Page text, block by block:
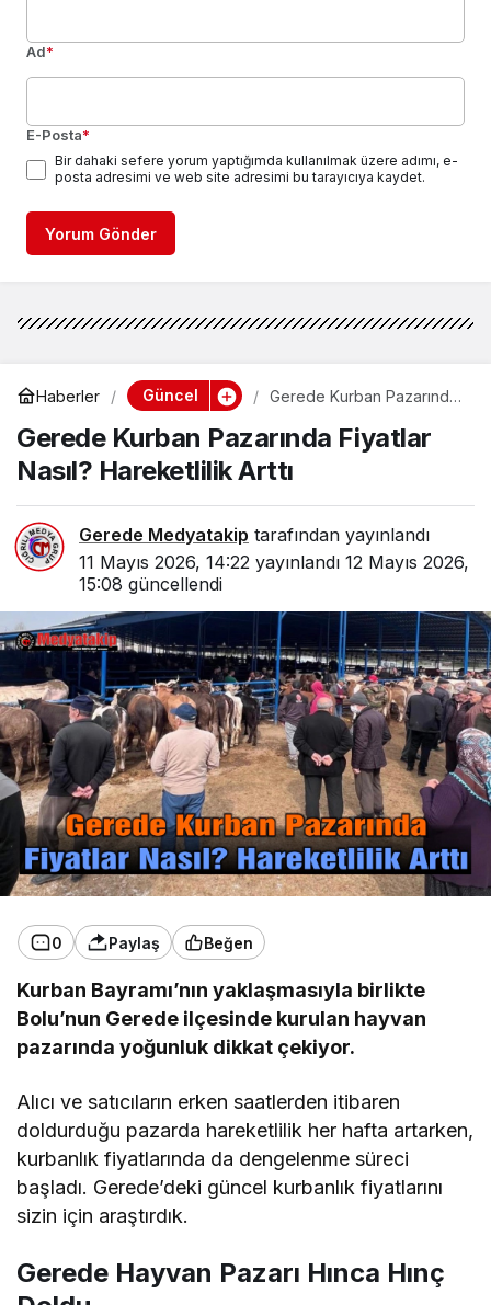
Ad*
E-Posta*
Bir dahaki sefere yorum yaptığımda kullanılmak üzere adımı, e-
posta adresimi ve web site adresimi bu tarayıcıya kaydet.
Yorum Gönder
Haberler Güncel
Gerede Kurban Pazarında
Arttı
Gerede Kurban Pazarında Fiyatlar
Nasıl? Hareketlilik Arttı
Gerede Medyatakip tarafından yayınlandı
11 Mayıs 2026, 14:22 yayınlandı 12 Mayıs 2026,
15:08 güncellendi
0 Paylaş Beğen
Kurban Bayramı’nın yaklaşmasıyla birlikte
Bolu’nun Gerede ilçesinde kurulan hayvan
pazarında yoğunluk dikkat çekiyor.
Alıcı ve satıcıların erken saatlerden itibaren
doldurduğu pazarda hareketlilik her hafta artarken,
kurbanlık fiyatlarında da dengelenme süreci
başladı. Gerede’deki güncel kurbanlık fiyatlarını
sizin için araştırdık.
Gerede Hayvan Pazarı Hınca Hınç